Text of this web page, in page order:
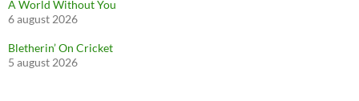
A World Without You
6 august 2026
Bletherin’ On Cricket
5 august 2026